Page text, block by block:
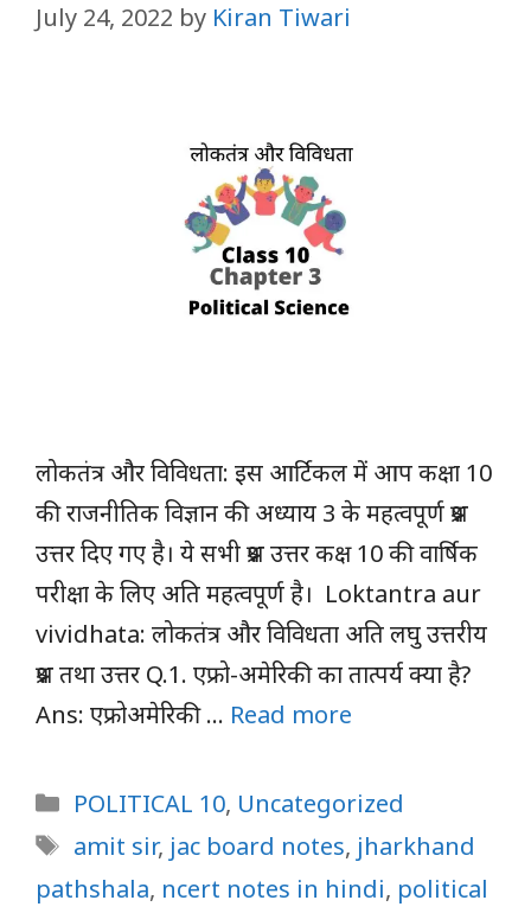
July 24, 2022 by Kiran Tiwari
लोकतंत्र और विविधता: इस आर्टिकल में आप कक्षा 10
की राजनीतिक विज्ञान की अध्याय 3 के महत्वपूर्ण प्रश्न
उत्तर दिए गए है। ये सभी प्रश्न उत्तर कक्ष 10 की वार्षिक
परीक्षा के लिए अति महत्वपूर्ण है। Loktantra aur
vividhata: लोकतंत्र और विविधता अति लघु उत्तरीय
प्रश्न तथा उत्तर Q.1. एफ्रो-अमेरिकी का तात्पर्य क्या है?
Ans: एफ्रोअमेरिकी … Read more
Categories
POLITICAL 10, Uncategorized
Tags
amit sir, jac board notes, jharkhand
pathshala, ncert notes in hindi, political